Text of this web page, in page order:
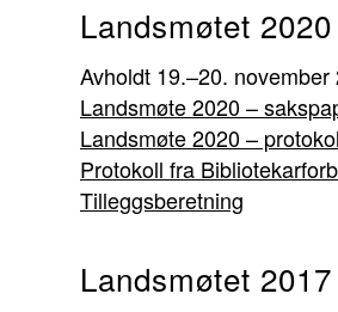
Landsmøtet 2020
Avholdt 19.–20.
Landsmøte 2020 –
Landsmøte 2020 –
Protokoll fra
Tilleggsberetning
Landsmøtet 2017